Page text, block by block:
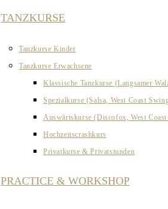
TANZKURSE
Tanzkurse Kinder
Tanzkurse Erwachsene
Klassische Tanzkurse (Langsamer
Spezialkurse (Salsa, West Coast
Auswärtskurse (Discofox, West
Hochzeitscrashkurs
Privatkurse & Privatstunden
PRACTICE & WORKSHOP